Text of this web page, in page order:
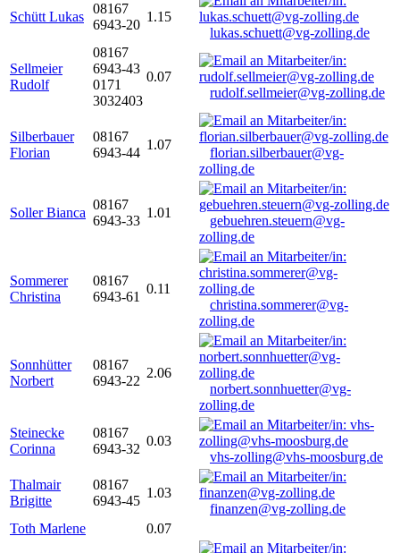
Schütt Lukas
08167
6943-20
1.15
lukas.schuett@vg-zolling.de
Sellmeier
Rudolf
08167
6943-43
0171
3032403
0.07
rudolf.sellmeier@vg-zolling.de
Silberbauer
Florian
08167
6943-44
1.07
florian.silberbauer@vg-
zolling.de
Soller Bianca
08167
6943-33
1.01
gebuehren.steuern@vg-
zolling.de
Sommerer
Christina
08167
6943-61
0.11
christina.sommerer@vg-
zolling.de
Sonnhütter
Norbert
08167
6943-22
2.06
norbert.sonnhuetter@vg-
zolling.de
Steinecke
Corinna
08167
6943-32
0.03
vhs-zolling@vhs-moosburg.de
Thalmair
Brigitte
08167
6943-45
1.03
finanzen@vg-zolling.de
Toth Marlene
0.07